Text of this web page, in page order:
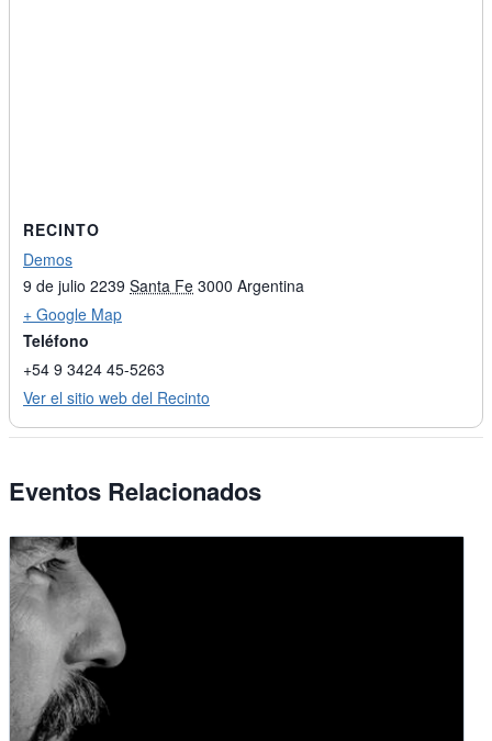
RECINTO
Demos
9 de julio 2239 Santa Fe 3000 Argentina
+ Google Map
Teléfono
+54 9 3424 45-5263
Ver el sitio web del Recinto
Eventos Relacionados